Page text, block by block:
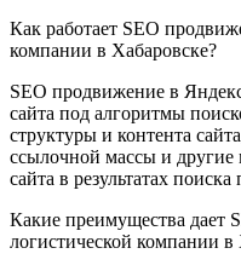
Как работает SEO
компании в Хабаровске?
SEO продвижение в
сайта под алгоритмы
структуры и контента
ссылочной массы и
сайта в результатах
Какие преимущества дает
логистической компании в